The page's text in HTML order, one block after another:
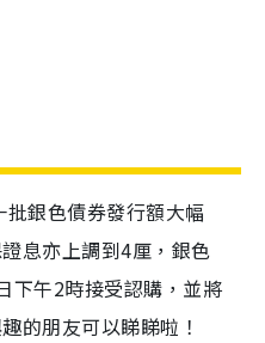
銀色債券發行額大幅
息亦上調到4厘，銀色
下午2時接受認購，並將
的朋友可以睇睇啦！